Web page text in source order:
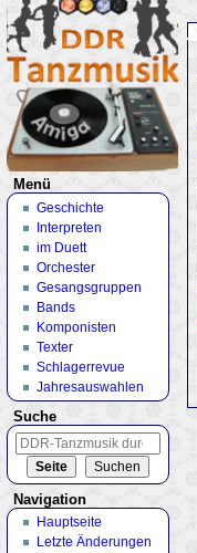
Menü
Geschichte
Interpreten
im Duett
Orchester
Gesangsgruppen
Bands
Komponisten
Texter
Schlagerrevue
Jahresauswahlen
Suche
Navigation
Hauptseite
Letzte Änderungen